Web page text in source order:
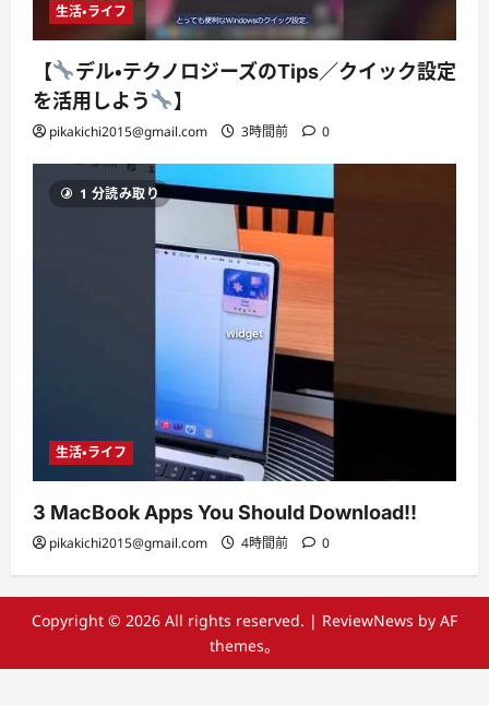
生活・ライフ
【
デル・テクノロジーズのTips／クイック設定
を活用しよう
】
pikakichi2015@gmail.com 3時間前 0
1 分読み取り
生活・ライフ
3 MacBook Apps You Should Download!!
pikakichi2015@gmail.com 4時間前 0
Copyright © 2026 All rights reserved. | ReviewNews by AF
themes。